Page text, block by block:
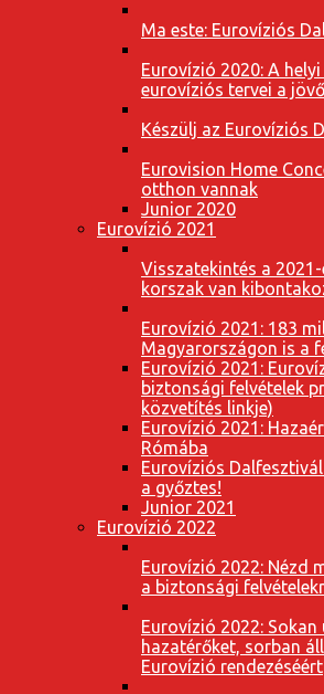
Ma este: Eurovíziós
Eurovízió 2020: A
eurovíziós tervei a
Készülj az Eurovíziós
Eurovision Home
otthon vannak
Junior 2020
Eurovízió 2021
Visszatekintés a
korszak van
Eurovízió 2021: 183
Magyarországon is a
Eurovízió 2021:
biztonsági felvételek
közvetítés linkje)
Eurovízió 2021:
Rómába
Eurovíziós
a győztes!
Junior 2021
Eurovízió 2022
Eurovízió 2022: Nézd
a biztonsági
Eurovízió 2022: Sokan
hazatérőket, sorban
Eurovízió rendezéséért